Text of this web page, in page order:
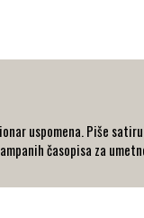
uspomena. Piše
časopisa za